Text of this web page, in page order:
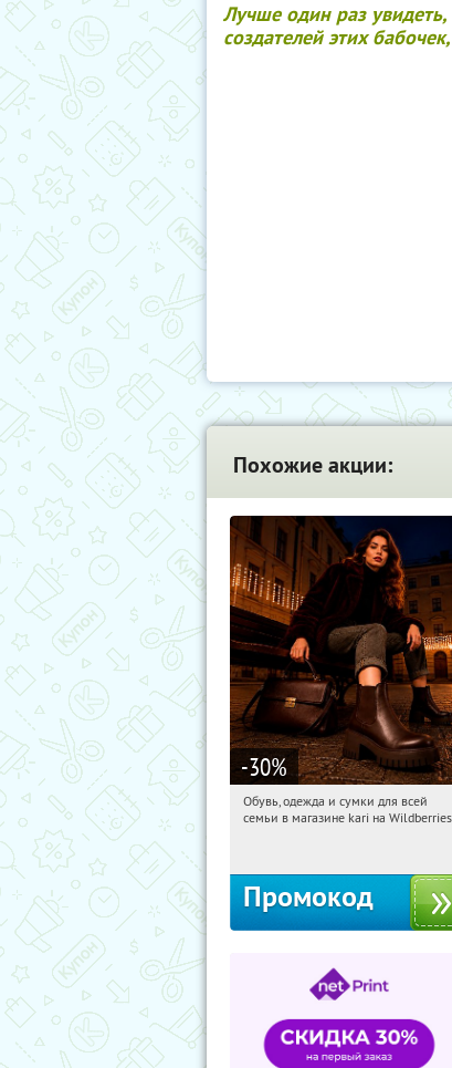
Лучше один раз
создателей этих
Похожие акции:
-30%
07:46:54 Получили:
Обувь, одежда и сумки для всей
семьи в магазине kari на Wildberries
Промокод